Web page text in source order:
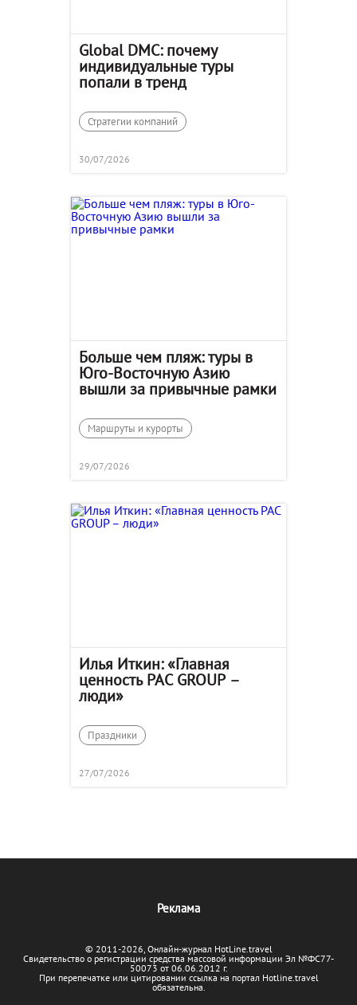
Global DMC: почему
индивидуальные туры
попали в тренд
Стратегии компаний
30/07/2026
Больше чем пляж: туры в
Юго-Восточную Азию
вышли за привычные рамки
Маршруты и курорты
29/07/2026
Илья Иткин: «Главная
ценность PAC GROUP –
люди»
Праздники
27/07/2026
Реклама
© 2011-2026, Онлайн-журнал HotLine.travel
Свидетельство о регистрации средства массовой информации Эл №ФС77-
50073 от 06.06.2012 г.
При перепечатке или цитировании ссылка на портал Hotline.travel
обязательна.